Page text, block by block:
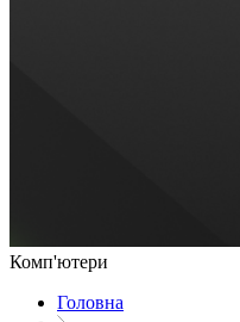
Комп'ютери
Головна